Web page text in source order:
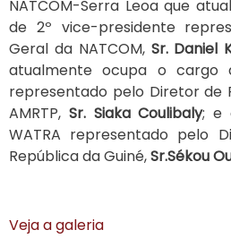
NATCOM-Serra Leoa que
de 2º vice-presidente
Geral da NATCOM, Sr. Daniel
atualmente ocupa o cargo
representado pelo Diretor de
AMRTP, Sr. Siaka Coulibaly; e
WATRA representado pelo
República da Guiné,Sr.Sékou
Veja a galeria